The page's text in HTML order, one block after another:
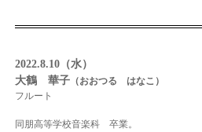
2022.8.10（水）
大鶴 華子（おおつる はなこ）
フルート
同朋高等学校音楽科 卒業。